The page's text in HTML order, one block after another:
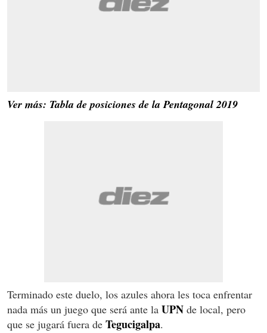
Ver más: Tabla de posiciones de la Pentagonal 2019
Terminado este duelo, los azules ahora les toca enfrentar
nada más un juego que será ante la UPN de local, pero
que se jugará fuera de Tegucigalpa.